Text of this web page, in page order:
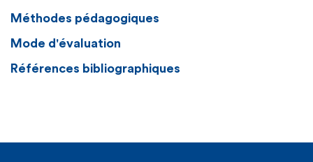
Méthodes pédagogiques
Mode d'évaluation
Références bibliographiques